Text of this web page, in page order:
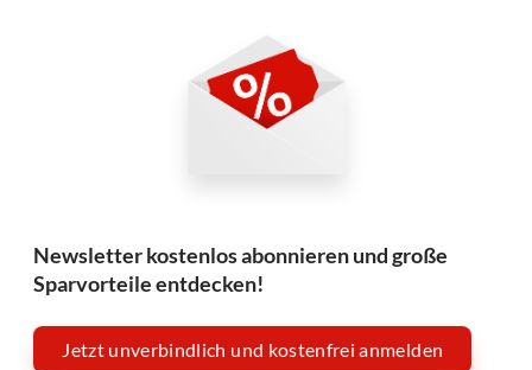
Newsletter kostenlos abonnieren und große
Sparvorteile entdecken!
Jetzt unverbindlich und kostenfrei anmelden